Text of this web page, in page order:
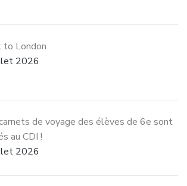
to London
2026
de voyage des élèves de 6e sont
au CDI !
2026